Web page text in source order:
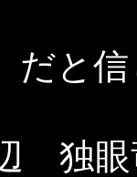
だと
辺 独